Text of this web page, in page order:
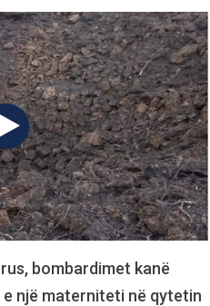
bombardimet kanë
një materniteti në qytetin